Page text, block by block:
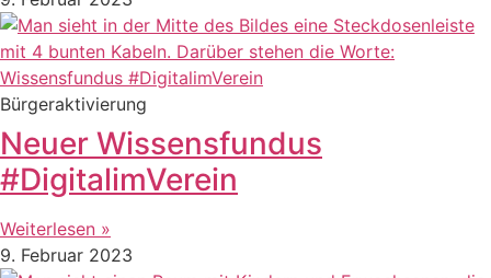
Bürgeraktivierung
Neuer Wissensfundus
#DigitalimVerein
Weiterlesen »
9. Februar 2023